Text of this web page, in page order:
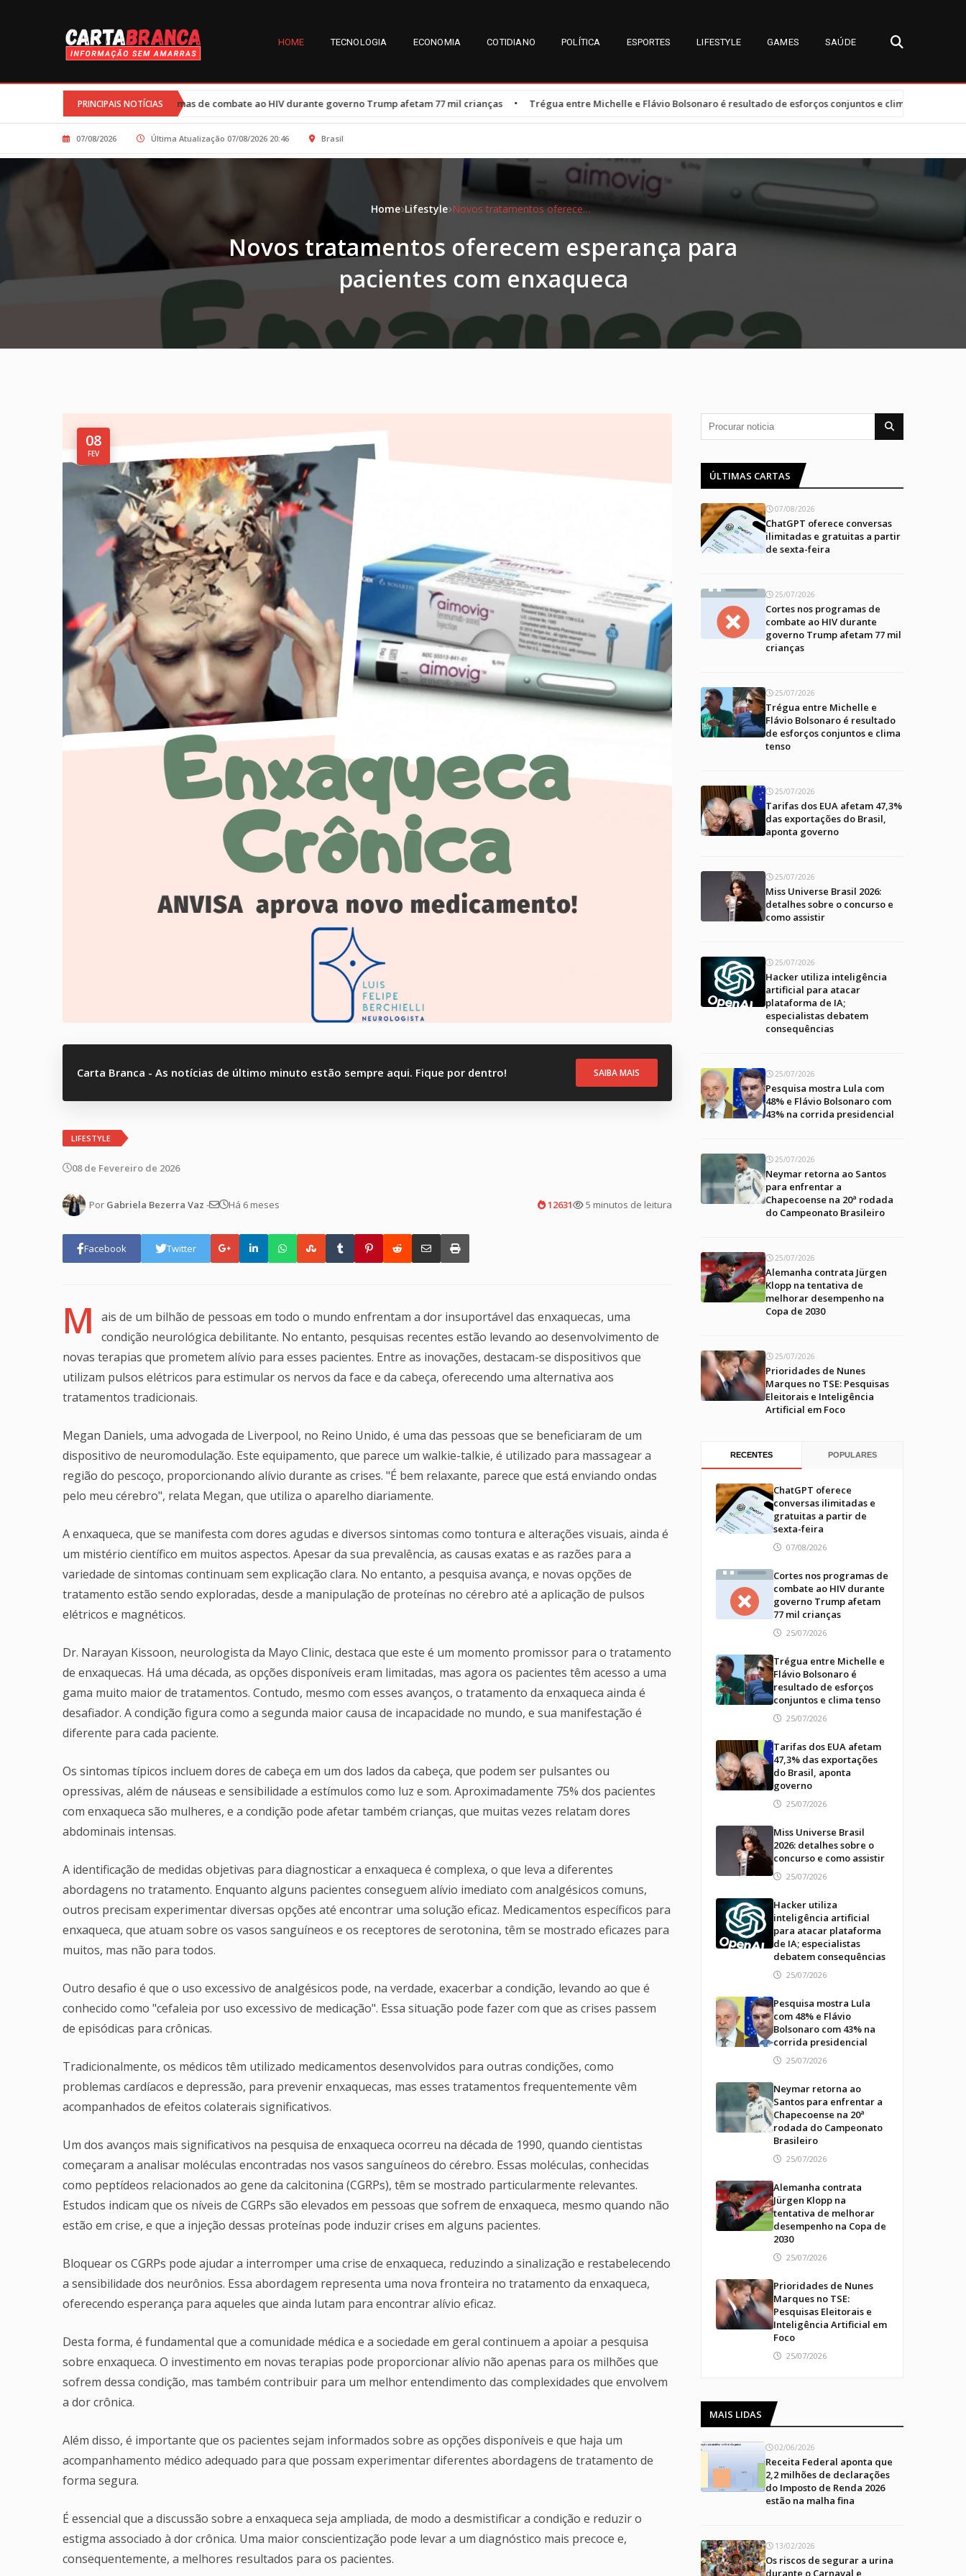
HOME TECNOLOGIA ECONOMIA COTIDIANO POLÍTICA ESPORTES LIFESTYLE GAMES SAÚDE
PRINCIPAIS NOTÍCIAS
Cortes nos programas de combate ao HIV durante governo Trump afetam 77 mil crianças•Trégua entre Michelle e Flávio Bolsonaro é resultado de esforços conjuntos e clima tenso•Tarifas dos EUA
07/08/2026 Última Atualização 07/08/2026 20:46 Brasil
Home Lifestyle Novos tratamentos oferecem esperança para pacientes com enxaqueca
Novos tratamentos oferecem esperança para
pacientes com enxaqueca
08
FEV
Carta Branca - As notícias de último minuto estão sempre aqui. Fique por dentro! SAIBA MAIS
LIFESTYLE
08 de Fevereiro de 2026
Por Gabriela Bezerra Vaz - Há 6 meses 12631 5 minutos de leitura
Facebook Twitter
M
ais de um bilhão de pessoas em todo o mundo enfrentam a dor insuportável das enxaquecas, uma
condição neurológica debilitante. No entanto, pesquisas recentes estão levando ao desenvolvimento de
novas terapias que prometem alívio para esses pacientes. Entre as inovações, destacam-se dispositivos que
utilizam pulsos elétricos para estimular os nervos da face e da cabeça, oferecendo uma alternativa aos
tratamentos tradicionais.
Megan Daniels, uma advogada de Liverpool, no Reino Unido, é uma das pessoas que se beneficiaram de um
dispositivo de neuromodulação. Este equipamento, que parece um walkie-talkie, é utilizado para massagear a
região do pescoço, proporcionando alívio durante as crises. "É bem relaxante, parece que está enviando ondas
pelo meu cérebro", relata Megan, que utiliza o aparelho diariamente.
A enxaqueca, que se manifesta com dores agudas e diversos sintomas como tontura e alterações visuais, ainda é
um mistério científico em muitos aspectos. Apesar da sua prevalência, as causas exatas e as razões para a
variedade de sintomas continuam sem explicação clara. No entanto, a pesquisa avança, e novas opções de
tratamento estão sendo exploradas, desde a manipulação de proteínas no cérebro até a aplicação de pulsos
elétricos e magnéticos.
Dr. Narayan Kissoon, neurologista da Mayo Clinic, destaca que este é um momento promissor para o tratamento
de enxaquecas. Há uma década, as opções disponíveis eram limitadas, mas agora os pacientes têm acesso a uma
gama muito maior de tratamentos. Contudo, mesmo com esses avanços, o tratamento da enxaqueca ainda é
desafiador. A condição figura como a segunda maior causa de incapacidade no mundo, e sua manifestação é
diferente para cada paciente.
Os sintomas típicos incluem dores de cabeça em um dos lados da cabeça, que podem ser pulsantes ou
opressivas, além de náuseas e sensibilidade a estímulos como luz e som. Aproximadamente 75% dos pacientes
com enxaqueca são mulheres, e a condição pode afetar também crianças, que muitas vezes relatam dores
abdominais intensas.
A identificação de medidas objetivas para diagnosticar a enxaqueca é complexa, o que leva a diferentes
abordagens no tratamento. Enquanto alguns pacientes conseguem alívio imediato com analgésicos comuns,
outros precisam experimentar diversas opções até encontrar uma solução eficaz. Medicamentos específicos para
enxaqueca, que atuam sobre os vasos sanguíneos e os receptores de serotonina, têm se mostrado eficazes para
muitos, mas não para todos.
Outro desafio é que o uso excessivo de analgésicos pode, na verdade, exacerbar a condição, levando ao que é
conhecido como "cefaleia por uso excessivo de medicação". Essa situação pode fazer com que as crises passem
de episódicas para crônicas.
Tradicionalmente, os médicos têm utilizado medicamentos desenvolvidos para outras condições, como
problemas cardíacos e depressão, para prevenir enxaquecas, mas esses tratamentos frequentemente vêm
acompanhados de efeitos colaterais significativos.
Um dos avanços mais significativos na pesquisa de enxaqueca ocorreu na década de 1990, quando cientistas
começaram a analisar moléculas encontradas nos vasos sanguíneos do cérebro. Essas moléculas, conhecidas
como peptídeos relacionados ao gene da calcitonina (CGRPs), têm se mostrado particularmente relevantes.
Estudos indicam que os níveis de CGRPs são elevados em pessoas que sofrem de enxaqueca, mesmo quando não
estão em crise, e que a injeção dessas proteínas pode induzir crises em alguns pacientes.
Bloquear os CGRPs pode ajudar a interromper uma crise de enxaqueca, reduzindo a sinalização e restabelecendo
a sensibilidade dos neurônios. Essa abordagem representa uma nova fronteira no tratamento da enxaqueca,
oferecendo esperança para aqueles que ainda lutam para encontrar alívio eficaz.
Desta forma, é fundamental que a comunidade médica e a sociedade em geral continuem a apoiar a pesquisa
sobre enxaqueca. O investimento em novas terapias pode proporcionar alívio não apenas para os milhões que
sofrem dessa condição, mas também contribuir para um melhor entendimento das complexidades que envolvem
a dor crônica.
Além disso, é importante que os pacientes sejam informados sobre as opções disponíveis e que haja um
acompanhamento médico adequado para que possam experimentar diferentes abordagens de tratamento de
forma segura.
É essencial que a discussão sobre a enxaqueca seja ampliada, de modo a desmistificar a condição e reduzir o
estigma associado à dor crônica. Uma maior conscientização pode levar a um diagnóstico mais precoce e,
consequentemente, a melhores resultados para os pacientes.
ÚLTIMAS CARTAS
07/08/2026
ChatGPT oferece conversas
ilimitadas e gratuitas a partir
de sexta-feira
25/07/2026
Cortes nos programas de
combate ao HIV durante
governo Trump afetam 77 mil
crianças
25/07/2026
Trégua entre Michelle e
Flávio Bolsonaro é resultado
de esforços conjuntos e clima
tenso
25/07/2026
Tarifas dos EUA afetam 47,3%
das exportações do Brasil,
aponta governo
25/07/2026
Miss Universe Brasil 2026:
detalhes sobre o concurso e
como assistir
25/07/2026
Hacker utiliza inteligência
artificial para atacar
plataforma de IA;
especialistas debatem
consequências
25/07/2026
Pesquisa mostra Lula com
48% e Flávio Bolsonaro com
43% na corrida presidencial
25/07/2026
Neymar retorna ao Santos
para enfrentar a
Chapecoense na 20ª rodada
do Campeonato Brasileiro
25/07/2026
Alemanha contrata Jürgen
Klopp na tentativa de
melhorar desempenho na
Copa de 2030
25/07/2026
Prioridades de Nunes
Marques no TSE: Pesquisas
Eleitorais e Inteligência
Artificial em Foco
RECENTES POPULARES
ChatGPT oferece
conversas ilimitadas e
gratuitas a partir de
sexta-feira
07/08/2026
Cortes nos programas de
combate ao HIV durante
governo Trump afetam
77 mil crianças
25/07/2026
Trégua entre Michelle e
Flávio Bolsonaro é
resultado de esforços
conjuntos e clima tenso
25/07/2026
Tarifas dos EUA afetam
47,3% das exportações
do Brasil, aponta
governo
25/07/2026
Miss Universe Brasil
2026: detalhes sobre o
concurso e como assistir
25/07/2026
Hacker utiliza
inteligência artificial
para atacar plataforma
de IA; especialistas
debatem consequências
25/07/2026
Pesquisa mostra Lula
com 48% e Flávio
Bolsonaro com 43% na
corrida presidencial
25/07/2026
Neymar retorna ao
Santos para enfrentar a
Chapecoense na 20ª
rodada do Campeonato
Brasileiro
25/07/2026
Alemanha contrata
Jürgen Klopp na
tentativa de melhorar
desempenho na Copa de
2030
25/07/2026
Prioridades de Nunes
Marques no TSE:
Pesquisas Eleitorais e
Inteligência Artificial em
Foco
25/07/2026
MAIS LIDAS
02/06/2026
Receita Federal aponta que
2,2 milhões de declarações
do Imposto de Renda 2026
estão na malha fina
13/02/2026
Os riscos de segurar a urina
durante o Carnaval e